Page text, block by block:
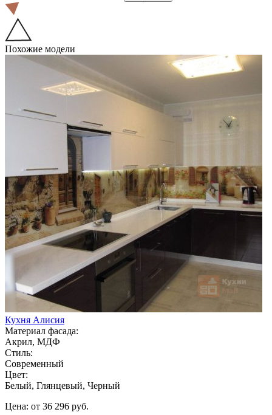
Похожие модели
Кухня Алисия
Материал фасада:
Акрил, МДФ
Стиль:
Современный
Цвет:
Белый, Глянцевый, Черный
Цена: от 36 296 руб.